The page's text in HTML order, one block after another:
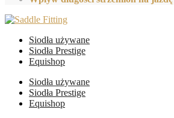
Siodła używane
Siodła Prestige
Equishop
Siodła używane
Siodła Prestige
Equishop